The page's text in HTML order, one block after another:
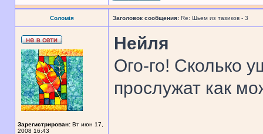
Соломія Заголовок сообщения: Re: Шьем из тазиков - 3
Зарегистрирован: Вт июн 17,
2008 16:43
Нейля
Ого-го! Сколько
прослужат как